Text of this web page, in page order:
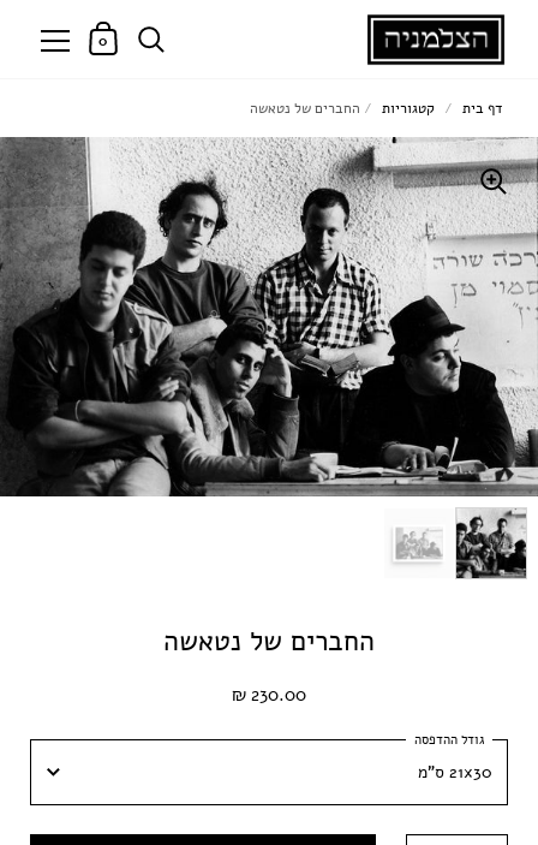
0
החברים של נטאשה
230.00 ₪
21x30 ס"מ
דף בית / קטגוריות / החברים של נטאשה